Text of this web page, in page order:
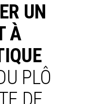
UN
À
PLÔ